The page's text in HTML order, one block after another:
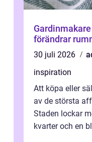
Gardinmakare skåne
förändrar
30 juli 2026
inspiration
Att köpa eller
av de största
Staden lockar
kvarter och en